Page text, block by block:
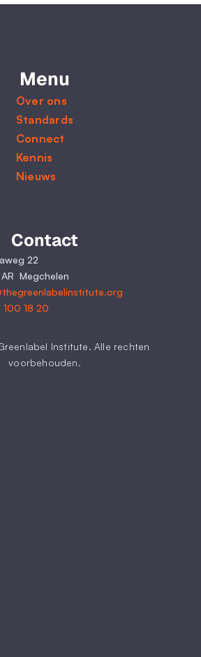
Menu
Over ons
Standards
Connect
Kennis
Nieuws
Contact
22
Megchelen
18 20
Institute. Alle rechten
voorbehouden.